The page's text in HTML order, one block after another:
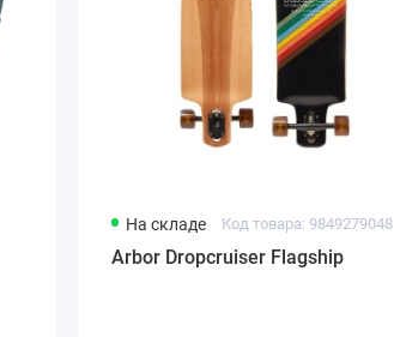
На складе Код товара: 9849279048
Arbor Dropcruiser Flagship